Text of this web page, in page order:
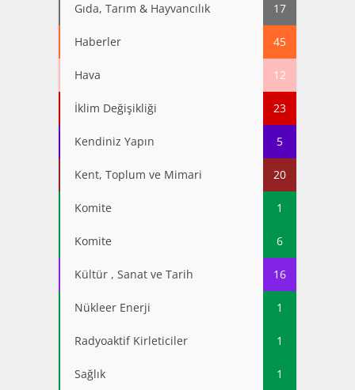
Gıda, Tarım & Hayvancılık 17
Haberler 45
Hava 12
İklim Değişikliği 23
Kendiniz Yapın 5
Kent, Toplum ve Mimari 20
Komite 1
Komite 6
Kültür , Sanat ve Tarih 16
Nükleer Enerji 1
Radyoaktif Kirleticiler 1
Sağlık 1